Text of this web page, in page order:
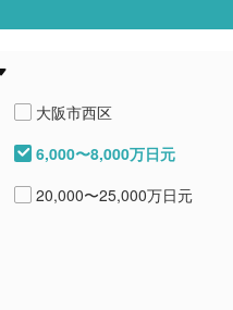
大阪市西区
大阪市西淀川区
大阪市旭区
6,000〜8,000万日元
20,000〜25,000万日元